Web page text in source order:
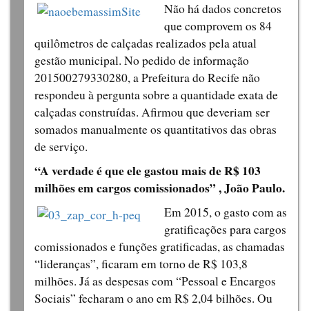
Não há dados concretos
que comprovem os 84
quilômetros de calçadas realizados pela atual
gestão municipal. No pedido de informação
201500279330280, a Prefeitura do Recife não
respondeu à pergunta sobre a quantidade exata de
calçadas construídas. Afirmou que deveriam ser
somados manualmente os quantitativos das obras
de serviço.
“A verdade é que ele gastou mais de R$ 103
milhões em cargos comissionados” , João Paulo.
Em 2015, o gasto com as
gratificações para cargos
comissionados e funções gratificadas, as chamadas
“lideranças”, ficaram em torno de R$ 103,8
milhões. Já as despesas com “Pessoal e Encargos
Sociais” fecharam o ano em R$ 2,04 bilhões. Ou